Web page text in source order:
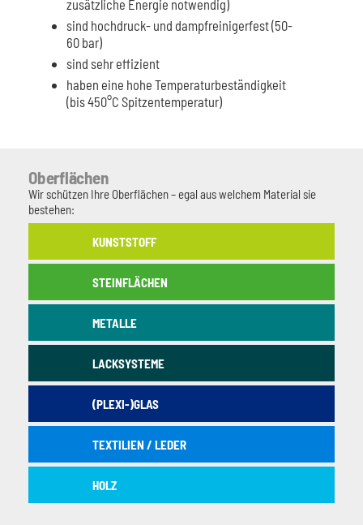
zusätzliche Energie notwendig)
sind hochdruck- und dampfreinigerfest (50-
60 bar)
sind sehr effizient
haben eine hohe Temperaturbeständigkeit
(bis 450°C Spitzentemperatur)
Oberflächen
Wir schützen Ihre Oberflächen – egal aus welchem Material sie
bestehen:
KUNSTSTOFF
STEINFLÄCHEN
METALLE
LACKSYSTEME
(PLEXI-)GLAS
TEXTILIEN / LEDER
HOLZ